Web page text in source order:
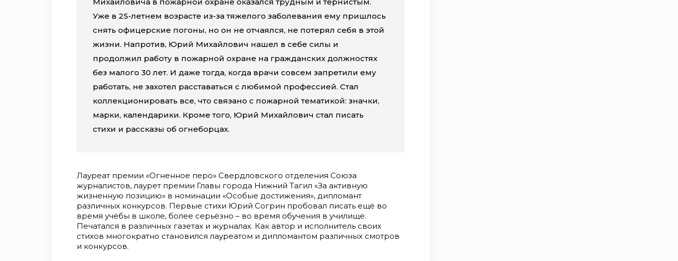
Уже в 25-летнем возрасте из-за тяжелого заболевания ему пришлось
снять офицерские погоны, но он не отчаялся, не потерял себя в этой
жизни. Напротив, Юрий Михайлович нашел в себе силы и
продолжил работу в пожарной охране на гражданских должностях
без малого 30 лет. И даже тогда, когда врачи совсем запретили ему
работать, не захотел расставаться с любимой профессией. Стал
коллекционировать все, что связано с пожарной тематикой: значки,
марки, календарики. Кроме того, Юрий Михайлович стал писать
стихи и рассказы об огнеборцах.
Лауреат премии «Огненное перо» Свердловского отделения Союза
журналистов, лаурет премии Главы города Нижний Тагил «За активную
жизненную позицию» в номинации «Особые достижения», дипломант
различных конкурсов. Первые стихи Юрий Согрин пробовал писать ещё во
время учёбы в школе, более серьёзно – во время обучения в училище.
Печатался в различных газетах и журналах. Как автор и исполнитель своих
стихов многократно становился лауреатом и дипломантом различных смотров
и конкурсов.